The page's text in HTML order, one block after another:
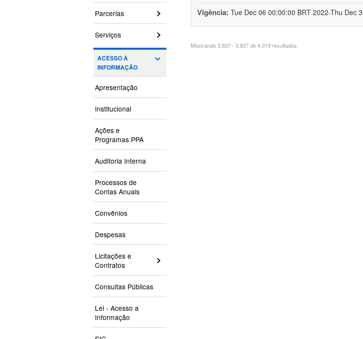
Parcerias
Serviços
ACESSO À
INFORMAÇÃO
Apresentação
Institucional
Ações e
Programas PPA
Auditoria Interna
Processos de
Contas Anuais
Convênios
Despesas
Licitações e
Contratos
Consultas Públicas
Lei - Acesso a
Informação
Vigência: Tue Dec 06 00:00:00 BRT 2022-Thu Dec
Mostrando 3.837 - 3.837 de 4.019 resultados.